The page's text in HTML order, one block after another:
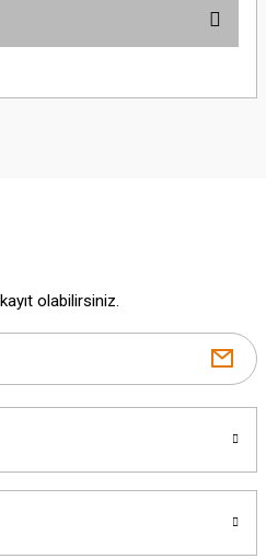
formunu kullanarak tarafımıza
Gönder
olabilirsiniz.